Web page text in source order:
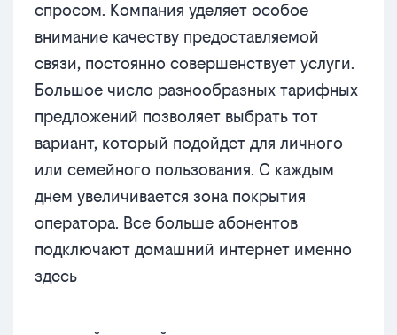
спросом. Компания уделяет особое
внимание качеству предоставляемой
связи, постоянно совершенствует услуги.
Большое число разнообразных тарифных
предложений позволяет выбрать тот
вариант, который подойдет для личного
или семейного пользования. С каждым
днем увеличивается зона покрытия
оператора. Все больше абонентов
подключают домашний интернет именно
здесь